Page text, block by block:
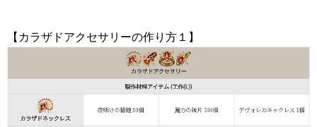
【カラザドアクセサリーの作り方１】